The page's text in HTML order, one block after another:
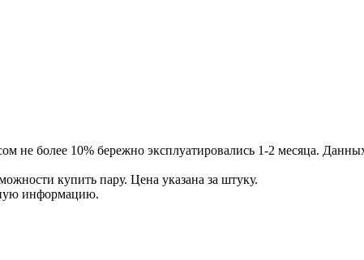
не более 10% бережно эксплуатировались 1-2 месяца.
купить пару. Цена указана за штуку.
информацию.